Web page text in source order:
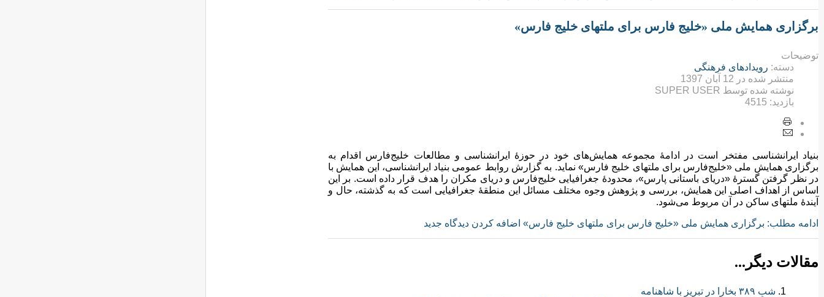
برگزاری همایش ملی «خلیج فارس برای ملتهای خلیج فارس»
توضیحات
دسته: رویدادهای فرهنگی
منتشر شده در 12 آبان 1397
نوشته شده توسط SUPER USER
بازدید: 4515
بنیاد ایرانشناسی مفتخر است در ادامهٔ مجموعه همایش‌های خود در حوزهٔ ایرانشناسی و مطالعات خلیج‌فارس اقدام به
برگزاری همایش ملی «خلیج‌فارس برای ملتهای خلیج‌ فارس» نماید. به گزارش روابط عمومی بنیاد ایرانشناسی، این همایش با
در نظر گرفتن گسترهٔ «دریای باستانی پارس»، محدودهٔ جغرافیایی خلیج‌فارس و دریای مکران را هدف قرار داده است. بر این
اساس از اهداف اصلی این همایش، بررسی و پژوهش وجوه مختلف مسائل این منطقهٔ جغرافیایی است که به گذشته، حال و
آیندهٔ ملتهای ساکن در آن مربوط می‌شود.
ادامه مطلب: برگزاری همایش ملی «خلیج فارس برای ملتهای خلیج فارس» اضافه کردن دیدگاه جدید
مقالات دیگر...
شبِ ۳۸۹ بخارا در تبریز با شاهنامه